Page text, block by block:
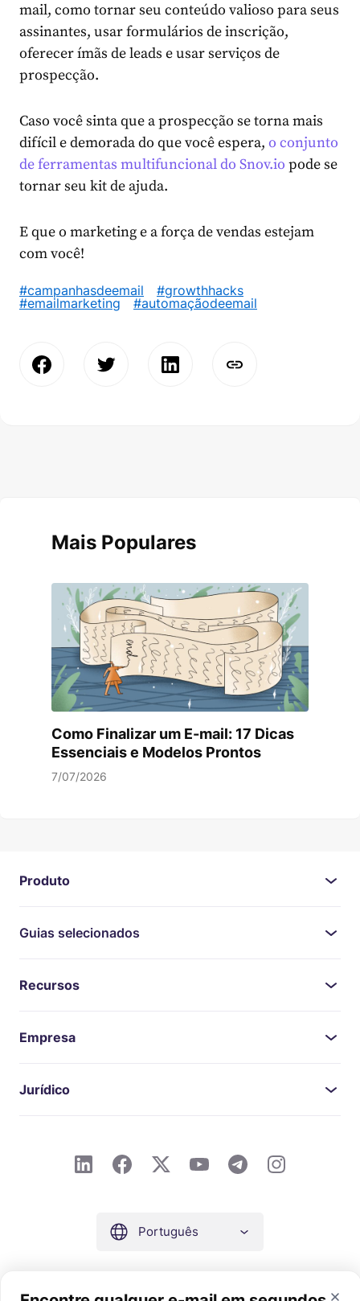
mail, como tornar seu conteúdo valioso para seus
assinantes, usar formulários de inscrição,
oferecer ímãs de leads e usar serviços de
prospecção.
Caso você sinta que a prospecção se torna mais
difícil e demorada do que você espera, o conjunto
de ferramentas multifuncional do Snov.io pode se
tornar seu kit de ajuda.
E que o marketing e a força de vendas estejam
com você!
#campanhasdeemail
#growthhacks
#emailmarketing
#automaçãodeemail
Mais Populares
Como Finalizar um E-mail: 17 Dicas
Essenciais e Modelos Prontos
7/07/2026
Produto
Guias selecionados
Recursos
Empresa
Jurídico
Português